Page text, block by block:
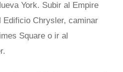
York. Subir al Empire
Edificio Chrysler, caminar
Square o ir al